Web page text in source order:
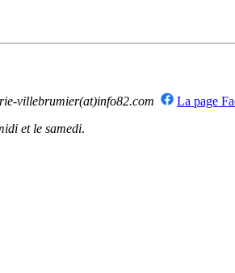
villebrumier(at)info82.com
La page
et le samedi.